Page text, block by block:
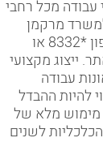
עבודה מכל רחבי
מרקמן
*8332
או
ייצוג מקצועי
עבודה
להיות ההבדל
מימוש מלא של
לשנים